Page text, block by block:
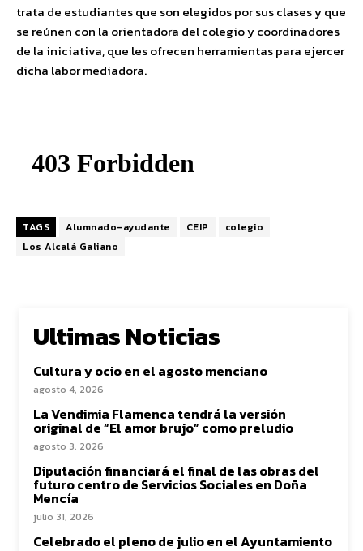
trata de estudiantes que son elegidos por sus clases y que
se reúnen con la orientadora del colegio y coordinadores
de la iniciativa, que les ofrecen herramientas para ejercer
dicha labor mediadora.
TAGS Alumnado-ayudante CEIP
colegio
Los Alcalá Galiano
Ultimas Noticias
Cultura y ocio en el agosto menciano
agosto 4, 2026
La Vendimia Flamenca tendrá la versión
original de “El amor brujo” como preludio
agosto 3, 2026
Diputación financiará el final de las obras del
futuro centro de Servicios Sociales en Doña
Mencía
julio 31, 2026
Celebrado el pleno de julio en el Ayuntamiento